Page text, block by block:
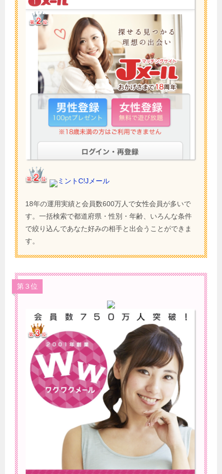
ミントC!Jメール
18年の運用実績と会員数600万人で女性会員が多いで
す。一括検索で都道府県・性別・年齢、いろんな条件
で絞り込んであなた好みの相手と出会うことができま
す。
第３位